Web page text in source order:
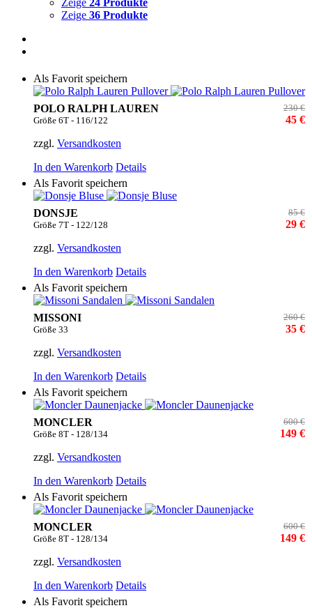
Zeige 24 Produkte
Zeige 36 Produkte
Als Favorit speichern
POLO RALPH LAUREN
Größe 6T - 116/122
230 €
45 €
zzgl. Versandkosten
In den Warenkorb Details
Als Favorit speichern
DONSJE
Größe 7T - 122/128
85 €
29 €
zzgl. Versandkosten
In den Warenkorb Details
Als Favorit speichern
MISSONI
Größe 33
260 €
35 €
zzgl. Versandkosten
In den Warenkorb Details
Als Favorit speichern
MONCLER
Größe 8T - 128/134
600 €
149 €
zzgl. Versandkosten
In den Warenkorb Details
Als Favorit speichern
MONCLER
Größe 8T - 128/134
600 €
149 €
zzgl. Versandkosten
In den Warenkorb Details
Als Favorit speichern